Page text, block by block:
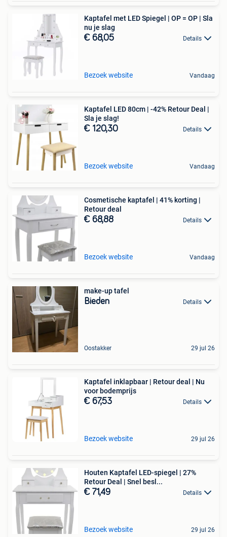
Kaptafel met LED Spiegel | OP = OP | Sla
nu je slag
€ 68,05 Details
Bezoek website Vandaag
Kaptafel LED 80cm | -42% Retour Deal |
Sla je slag!
€ 120,30 Details
Bezoek website Vandaag
Cosmetische kaptafel | 41% korting |
Retour deal
€ 68,88 Details
Bezoek website Vandaag
make-up tafel
Bieden Details
Oostakker 29 jul 26
Kaptafel inklapbaar | Retour deal | Nu
voor bodemprijs
€ 67,53 Details
Bezoek website 29 jul 26
Houten Kaptafel LED-spiegel | 27%
Retour Deal | Snel besl...
€ 71,49 Details
Bezoek website 29 jul 26